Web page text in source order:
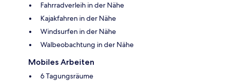
Fahrradverleih in der Nähe
Kajakfahren in der Nähe
Windsurfen in der Nähe
Walbeobachtung in der Nähe
Mobiles Arbeiten
6 Tagungsräume